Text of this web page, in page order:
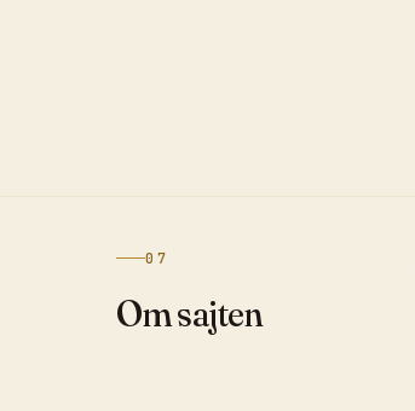
07
Om sajten